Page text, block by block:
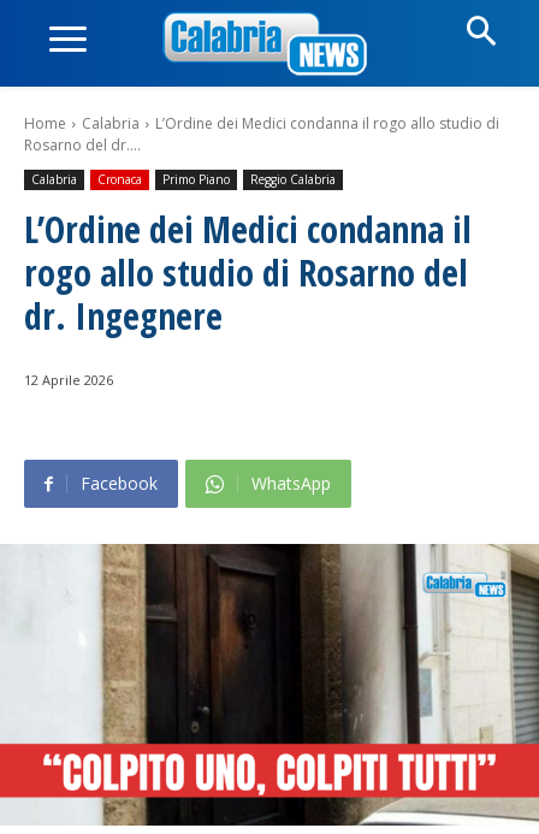
Home Calabria
L’Ordine dei Medici condanna il rogo allo studio di
Rosarno del dr....
Calabria Cronaca Primo Piano Reggio Calabria
L’Ordine dei Medici condanna il
rogo allo studio di Rosarno del
dr. Ingegnere
12 Aprile 2026
Facebook WhatsApp